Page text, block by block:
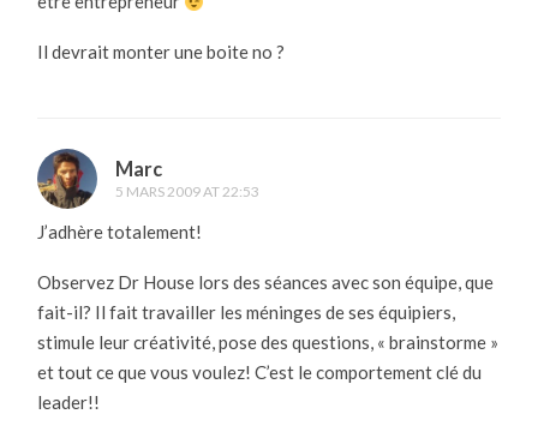
Il devrait monter une boite no ?
Marc
5 MARS 2009 AT 22:53
J’adhère totalement!
Observez Dr House lors des séances avec son équipe, que
fait-il? Il fait travailler les méninges de ses équipiers,
stimule leur créativité, pose des questions, « brainstorme »
et tout ce que vous voulez! C’est le comportement clé du
leader!!